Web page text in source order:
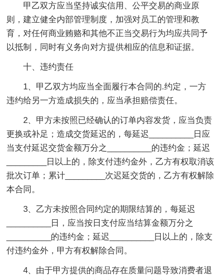
甲乙双方应当坚持诚实信用、公平交易的商业原
则，建立健全内部管理制度，加强对员工的管理和教
育，对任何商业贿赂和其他不正当交易行为均应共同予
以抵制，同时有义务向对方提供相应的信息和证据。
十、违约责任
1、甲乙双方均应当全面履行本合同的.约定，一方
违约给另一方造成损失的，应当承担赔偿责任。
2、甲方未按照已经确认的订单内容发货，应当负责
更换或补足；造成交货延迟的，每延迟__________日应
当支付延迟交货金额万分之__________的违约金；延迟
_________日以上的，除支付违约金外，乙方有权取消该
批次订单；累计_________次迟延交货的，乙方有权解除
本合同。
3、乙方未按照合同约定的期限结算的，每延迟
__________日，应当按日支付应当结算金额万分之
__________的违约金；延迟__________日以上的，除支
付违约金外，甲方有权解除合同。
4、由于甲方提供的商品存在质量问题导致消费者退